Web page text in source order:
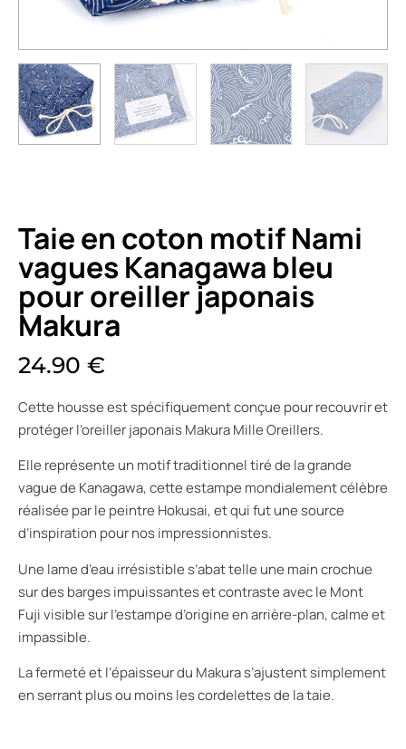
Taie en coton motif Nami
vagues Kanagawa bleu
pour oreiller japonais
Makura
24.90 €
Cette housse est spécifiquement conçue pour recouvrir et
protéger l’oreiller japonais Makura Mille Oreillers.
Elle représente un motif traditionnel tiré de la grande
vague de Kanagawa, cette estampe mondialement célèbre
réalisée par le peintre Hokusai, et qui fut une source
d’inspiration pour nos impressionnistes.
Une lame d’eau irrésistible s’abat telle une main crochue
sur des barges impuissantes et contraste avec le Mont
Fuji visible sur l’estampe d’origine en arrière-plan, calme et
impassible.
La fermeté et l’épaisseur du Makura s’ajustent simplement
en serrant plus ou moins les cordelettes de la taie.